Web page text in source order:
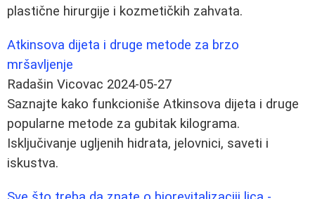
plastične hirurgije i kozmetičkih zahvata.
Atkinsova dijeta i druge metode za brzo
mršavljenje
Radašin Vicovac 2024-05-27
Saznajte kako funkcioniše Atkinsova dijeta i druge
popularne metode za gubitak kilograma.
Isključivanje ugljenih hidrata, jelovnici, saveti i
iskustva.